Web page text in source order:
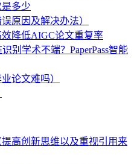
多少
原因及解决办法）
降低AIGC论文重复率
别学术不端？PaperPass智能
论文难吗）
高创新思维以及重视引用来